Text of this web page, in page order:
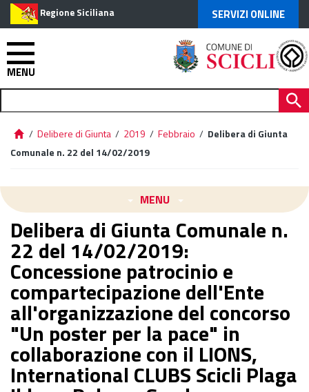
Regione Siciliana SERVIZI ONLINE
MENU
/ Delibere di Giunta / 2019 / Febbraio / Delibera di Giunta
Comunale n. 22 del 14/02/2019
MENU
Delibera di Giunta Comunale n.
22 del 14/02/2019:
Concessione patrocinio e
compartecipazione dell'Ente
all'organizzazione del concorso
"Un poster per la pace" in
collaborazione con il LIONS,
International CLUBS Scicli Plaga